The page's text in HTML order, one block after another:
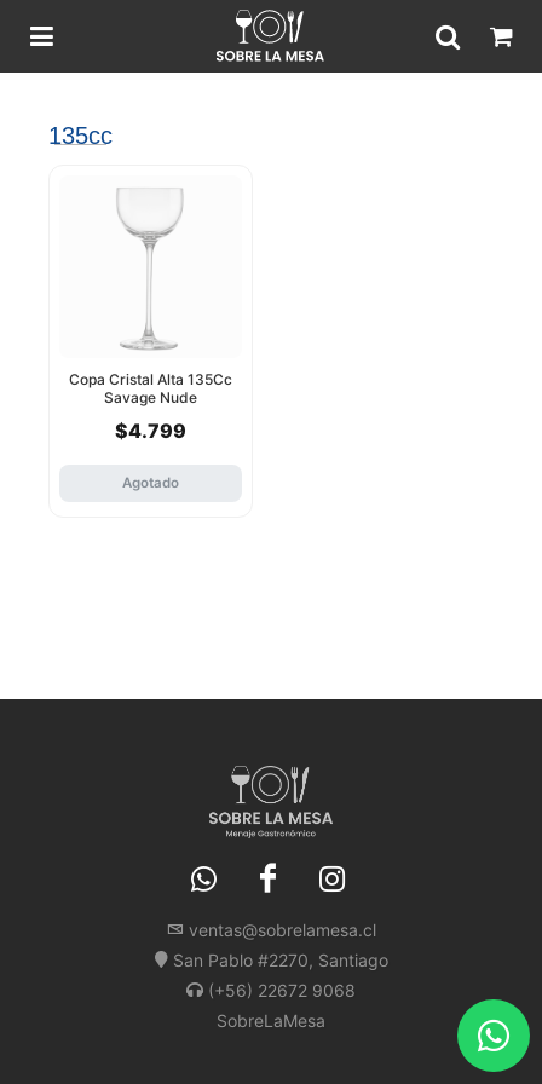
135cc
Copa Cristal Alta 135Cc
Savage Nude
$4.799
Agotado
ventas@sobrelamesa.cl
San Pablo #2270, Santiago
(+56) 22672 9068
SobreLaMesa